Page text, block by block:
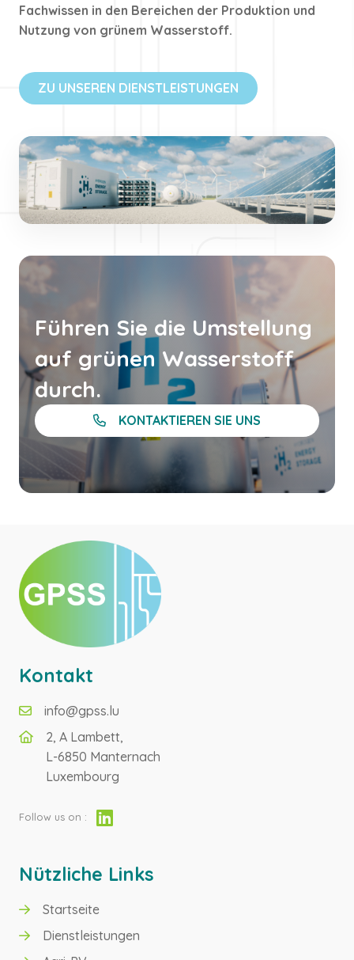
GRÜNER WASSERSTOFF
Fachwissen in den Bereichen der Produktion und
Nutzung von grünem Wasserstoff.
ZU UNSEREN DIENSTLEISTUNGEN
Führen Sie die Umstellung
auf grünen Wasserstoff
durch.
KONTAKTIEREN SIE UNS
Kontakt
info@gpss.lu
2, A Lambett,
L-6850 Manternach
Luxembourg
Follow us on :
Nützliche Links
Startseite
Dienstleistungen